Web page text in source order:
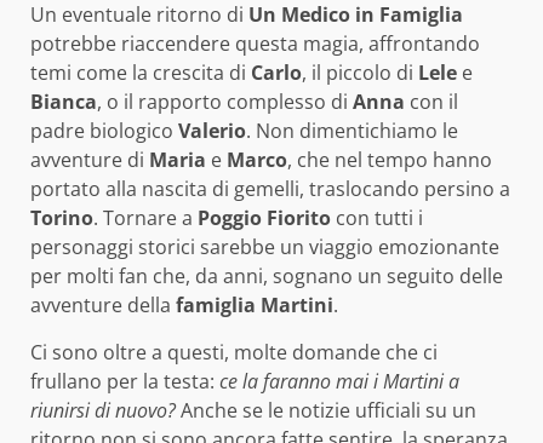
Un eventuale ritorno di Un Medico in Famiglia
potrebbe riaccendere questa magia, affrontando
temi come la crescita di Carlo, il piccolo di Lele e
Bianca, o il rapporto complesso di Anna con il
padre biologico Valerio. Non dimentichiamo le
avventure di Maria e Marco, che nel tempo hanno
portato alla nascita di gemelli, traslocando persino a
Torino. Tornare a Poggio Fiorito con tutti i
personaggi storici sarebbe un viaggio emozionante
per molti fan che, da anni, sognano un seguito delle
avventure della famiglia Martini.
Ci sono oltre a questi, molte domande che ci
frullano per la testa: ce la faranno mai i Martini a
riunirsi di nuovo?Anche se le notizie ufficiali su un